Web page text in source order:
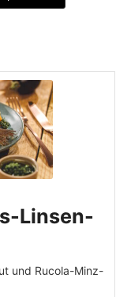
Linsen-
und Rucola-Minz-